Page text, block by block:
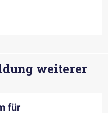
weiterer
für